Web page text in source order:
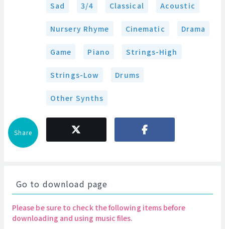
Sad 3/4 Classical Acoustic
Nursery Rhyme Cinematic Drama
Game Piano Strings-High
Strings-Low Drums
Other Synths
Share
Go to download page
Please be sure to check the following items before
downloading and using music files.